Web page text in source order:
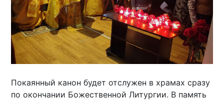
Покаянный канон будет отслужен в храмах сразу
по окончании Божественной Литургии. В память